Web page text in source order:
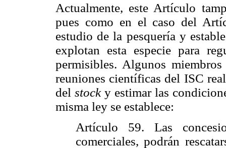
Actualmente, este Artículo
pues como en el caso del
estudio de la pesquería y
explotan esta especie para
permisibles. Algunos
reuniones científicas del ISC
delstocky estimar las
misma ley se establece:
Artículo 59. Las
comerciales, podrán